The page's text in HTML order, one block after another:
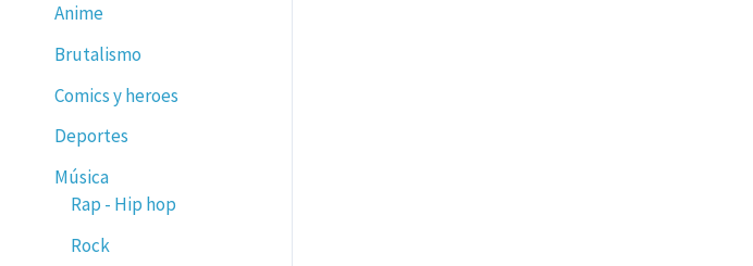
Anime
Brutalismo
Comics y heroes
Deportes
Música
Rap - Hip hop
Rock